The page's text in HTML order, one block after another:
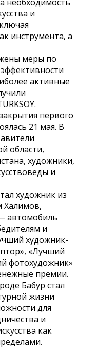
и
инструмента, а
меры по
активные
первого
21 мая. В
области,
художники,
и
художник из
Халимов,
автомобиль
и
художник-
«Лучший
фотохудожник»
премии.
Бабур стал
жизни
для
и
как